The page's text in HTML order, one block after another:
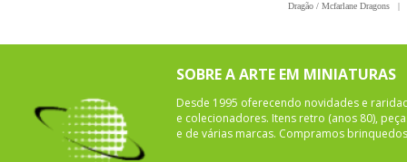
Dragão / Mcfarlane Dragons
|
SOBRE A ARTE EM MINIATURAS
Desde 1995 oferecendo novidades e
e colecionadores. Itens retro (anos 80),
e de várias marcas. Compramos